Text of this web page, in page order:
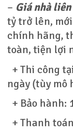
– Giá nhà
tỷ trở lên,
chính hãng,
toàn, tiện lợi
+ Thi công
ngày (tùy mô
+ Bảo hành:
+ Thanh